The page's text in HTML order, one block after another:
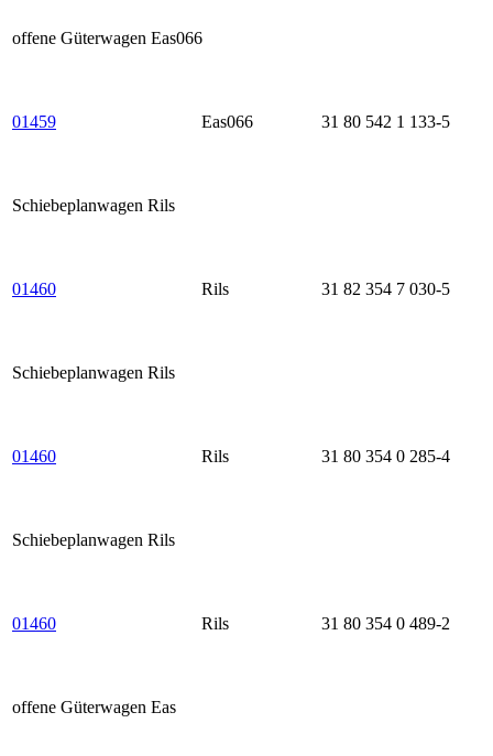
offene Güterwagen Eas066
01459 Eas066 31 80 542 1 133-5
Schiebeplanwagen Rils
01460 Rils 31 82 354 7 030-5
Schiebeplanwagen Rils
01460 Rils 31 80 354 0 285-4
Schiebeplanwagen Rils
01460 Rils 31 80 354 0 489-2
offene Güterwagen Eas